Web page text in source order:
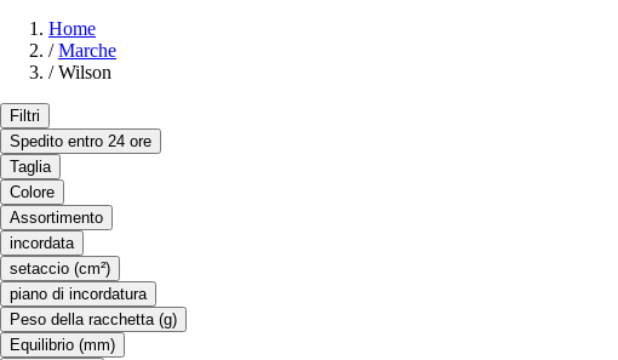
Home
/ Marche
/ Wilson
Filtri
Spedito entro 24 ore
Taglia
Colore
Assortimento
incordata
setaccio (cm²)
piano di incordatura
Peso della racchetta (g)
Equilibrio (mm)